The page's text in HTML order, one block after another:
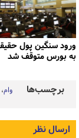
ورود سنگین پول
به بورس متوقف شد
برچسب‌ها وام
ارسال نظر